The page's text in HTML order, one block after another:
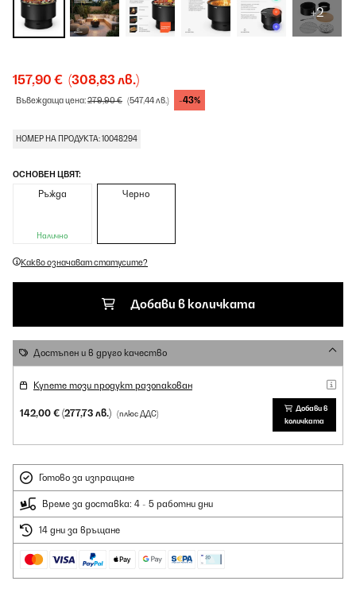
+2
157,90 € (308,83 лв.)
Въвеждаща цена:279,90 € (547,44 лв.) -43%
НОМЕР НА ПРОДУКТА: 10048294
ОСНОВЕН ЦВЯТ:
Ръжда
Налично
Черно
Какво означават статусите?
Добави в количката
Достъпен и в друго качество
Купете този продукт разопакован
142,00 € (277,73 лв.) (плюс ДДС)
Добави в
количката
Готово за изпращане
Време за доставка: 4 - 5 работни дни
14 дни за връщане